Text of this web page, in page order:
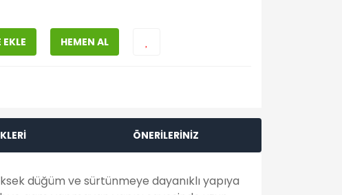
EKLE
HEMEN AL
ÖNERİLERİNİZ
düğüm ve sürtünmeye dayanıklı yapıya